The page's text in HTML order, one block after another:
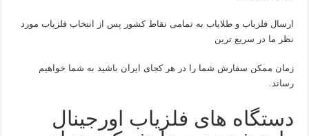
ارسال فلزیاب و طلایاب به تمامی نقاط کشور پس از انتخاب فلزیاب مورد
نظر ما در سریع ترین
زمان ممکن سفارش شما را در هر کجای ایران باشید به شما خواهیم
رساند.
دستگاه های فلزیاب اورجینال